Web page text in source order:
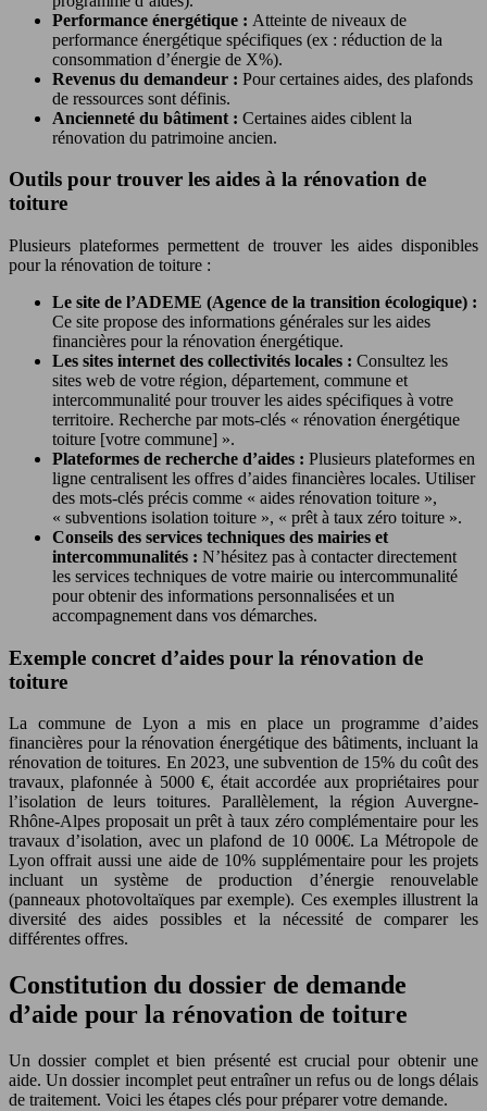
Performance énergétique : Atteinte de niveaux de
performance énergétique spécifiques (ex : réduction de la
consommation d’énergie de X%).
Revenus du demandeur : Pour certaines aides, des plafonds
de ressources sont définis.
Ancienneté du bâtiment : Certaines aides ciblent la
rénovation du patrimoine ancien.
Outils pour trouver les aides à la rénovation de
toiture
Plusieurs plateformes permettent de trouver les aides disponibles
pour la rénovation de toiture :
Le site de l’ADEME (Agence de la transition écologique) :
Ce site propose des informations générales sur les aides
financières pour la rénovation énergétique.
Les sites internet des collectivités locales : Consultez les
sites web de votre région, département, commune et
intercommunalité pour trouver les aides spécifiques à votre
territoire. Recherche par mots-clés « rénovation énergétique
toiture [votre commune] ».
Plateformes de recherche d’aides : Plusieurs plateformes en
ligne centralisent les offres d’aides financières locales. Utiliser
des mots-clés précis comme « aides rénovation toiture »,
« subventions isolation toiture », « prêt à taux zéro toiture ».
Conseils des services techniques des mairies et
intercommunalités : N’hésitez pas à contacter directement
les services techniques de votre mairie ou intercommunalité
pour obtenir des informations personnalisées et un
accompagnement dans vos démarches.
Exemple concret d’aides pour la rénovation de
toiture
La commune de Lyon a mis en place un programme d’aides
financières pour la rénovation énergétique des bâtiments, incluant la
rénovation de toitures. En 2023, une subvention de 15% du coût des
travaux, plafonnée à 5000 €, était accordée aux propriétaires pour
l’isolation de leurs toitures. Parallèlement, la région Auvergne-
Rhône-Alpes proposait un prêt à taux zéro complémentaire pour les
travaux d’isolation, avec un plafond de 10 000€. La Métropole de
Lyon offrait aussi une aide de 10% supplémentaire pour les projets
incluant un système de production d’énergie renouvelable
(panneaux photovoltaïques par exemple). Ces exemples illustrent la
diversité des aides possibles et la nécessité de comparer les
différentes offres.
Constitution du dossier de demande
d’aide pour la rénovation de toiture
Un dossier complet et bien présenté est crucial pour obtenir une
aide. Un dossier incomplet peut entraîner un refus ou de longs délais
de traitement. Voici les étapes clés pour préparer votre demande.